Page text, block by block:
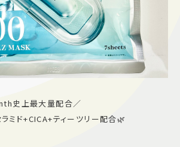
史上最大量配合／
ミド+CICA+ティーツリー配合🌿